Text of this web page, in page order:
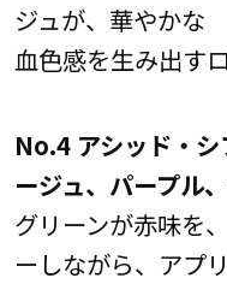
ジュが、華やかな
血色感を生み出す
No.4 アシッド・
ージュ、パープル
グリーンが赤味を
ーしながら、アプ